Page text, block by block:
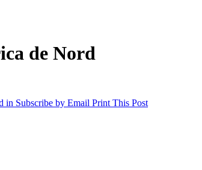
de Nord
in Subscribe by Email Print This Post